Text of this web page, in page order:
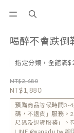
喝醉不會跌倒
指定分類，全館滿
NT$2,680
NT$1,880
預購商品等候時間3-
碼，不退貨」服務。
尺碼及退貨服務」。
LINE @xanadu.tw 詢